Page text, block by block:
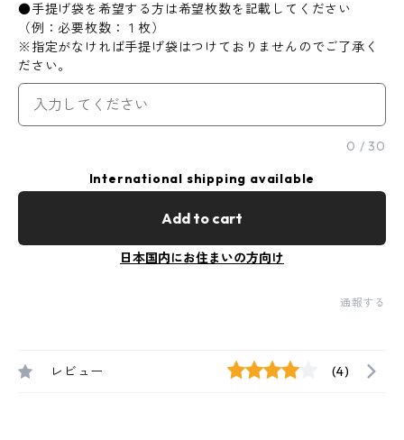
●手提げ袋を希望する方は希望枚数を記載してください
（例：必要枚数：１枚）
※指定がなければ手提げ袋はつけておりませんのでご了承く
ださい。
0 / 30
International shipping available
Add to cart
日本国内にお住まいの方向け
通報する
レビュー (4)